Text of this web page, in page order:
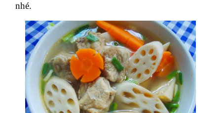
nhé.